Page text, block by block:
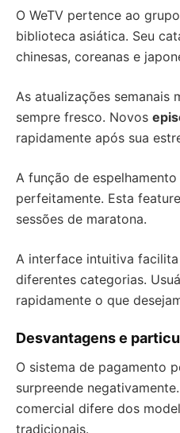
O WeTV pertence ao
biblioteca asiática. Seu
chinesas, coreanas e
As atualizações semanais
sempre fresco. Novos
rapidamente após sua
A função de
perfeitamente. Esta
sessões de maratona.
A interface intuitiva
diferentes categorias.
rapidamente o que
Desvantagens e
O sistema de pagamento
surpreende
comercial difere dos
tradicionais.